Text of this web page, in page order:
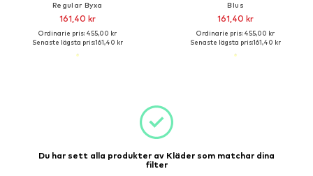
Regular Byxa
161,40 kr
Ordinarie pris: 455,00 kr
Senaste lägsta pris:161,40 kr
Blus
161,40 kr
Ordinarie pris: 455,00 kr
Senaste lägsta pris:161,40 kr
Du har sett alla produkter av Kläder som matchar dina
filter